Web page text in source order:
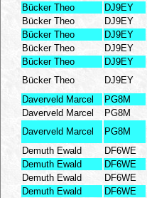
Bücker Theo DJ9EY
Bücker Theo
DJ9EY
Bücker Theo
DJ9EY
Bücker Theo
DJ9EY
Bücker Theo
DJ9EY
Bücker Theo
DJ9EY
Daverveld Marcel
PG8M
Daverveld Marcel
PG8M
Daverveld Marcel
PG8M
Demuth Ewald
DF6WE
Demuth Ewald
DF6WE
Demuth Ewald
DF6WE
Demuth Ewald
DF6WE